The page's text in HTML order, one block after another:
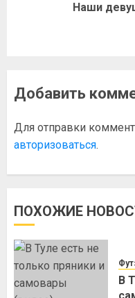
Наши
Добавить
Для отправки
авторизоваться.
ПОХОЖИЕ
В